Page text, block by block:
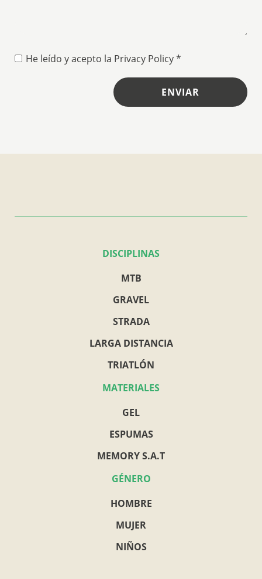
He leído y acepto la Privacy Policy*
ENVIAR
DISCIPLINAS
MTB
GRAVEL
STRADA
LARGA DISTANCIA
TRIATLÓN
MATERIALES
GEL
ESPUMAS
MEMORY S.A.T
GÉNERO
HOMBRE
MUJER
NIÑOS